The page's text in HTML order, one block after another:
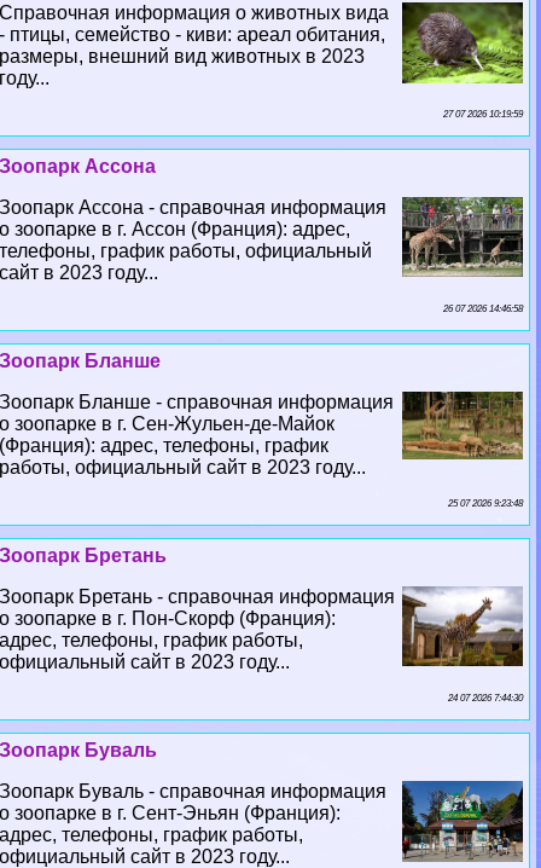
Справочная информация о животных вида
- птицы, семейство - киви: ареал обитания,
размеры, внешний вид животных в 2023
году...
27 07 2026 10:19:59
Зоопарк Ассона
Зоопарк Ассона - справочная информация
о зоопарке в г. Ассон (Франция): адрес,
телефоны, график работы, официальный
сайт в 2023 году...
26 07 2026 14:46:58
Зоопарк Бланше
Зоопарк Бланше - справочная информация
о зоопарке в г. Сен-Жульен-де-Майок
(Франция): адрес, телефоны, график
работы, официальный сайт в 2023 году...
25 07 2026 9:23:48
Зоопарк Бретань
Зоопарк Бретань - справочная информация
о зоопарке в г. Пон-Скорф (Франция):
адрес, телефоны, график работы,
официальный сайт в 2023 году...
24 07 2026 7:44:30
Зоопарк Буваль
Зоопарк Буваль - справочная информация
о зоопарке в г. Сент-Эньян (Франция):
адрес, телефоны, график работы,
официальный сайт в 2023 году...